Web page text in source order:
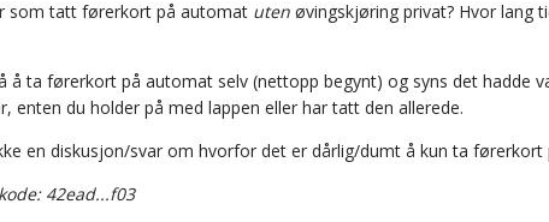
som tatt førerkort på automat uten øvingskjøring privat? Hvor lang
å ta førerkort på automat selv (nettopp begynt) og syns det hadde
enten du holder på med lappen eller har tatt den allerede.
en diskusjon/svar om hvorfor det er dårlig/dumt å kun ta førerkort
42ead...f03